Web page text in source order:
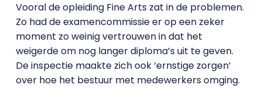
Vooral de opleiding Fine Arts zat in de problemen.
Zo had de examencommissie er op een zeker
moment zo weinig vertrouwen in dat het
weigerde om nog langer diploma’s uit te geven.
De inspectie maakte zich ook ‘ernstige zorgen’
over hoe het bestuur met medewerkers omging.